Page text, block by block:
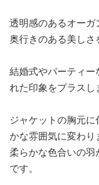
透明感のあるオーガ
奥行きのある美しさ
結婚式やパーティー
れた印象をプラスし
ジャケットの胸元
かな雰囲気に変わり
柔らかな色合いの
です。